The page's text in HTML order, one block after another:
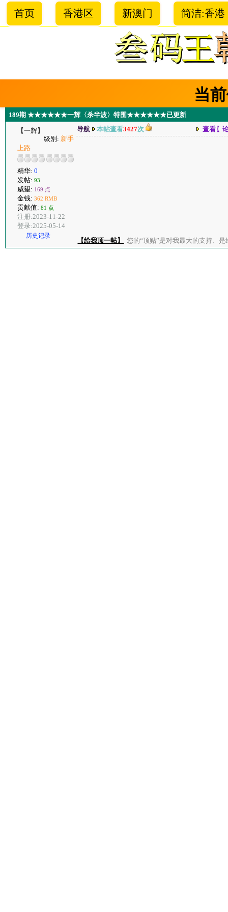
首页 香港区 新澳门 简洁:香港
当
189期 ★★★★★★一辉〈杀半波〉特围★★★★★★已更新
【一辉】
级别: 新手
上路
精华: 0
发帖: 93
威望: 169 点
金钱: 362 RMB
贡献值: 81 点
注册:2023-11-22
登录:2025-05-14
历史记录
导航 本帖查看3427次 查看〖
【给我顶一帖】 您的“顶贴”是对我最大的支持、